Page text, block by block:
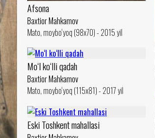
Afsona
Baxtior Mahkamov
Mato, moybo‘yoq (98x70) - 2015 yil
Mo‘l ko‘lli qadah
Baxtior Mahkamov
Mato, moybo‘yoq (115x81) - 2017 yil
Eski Toshkent mahallasi